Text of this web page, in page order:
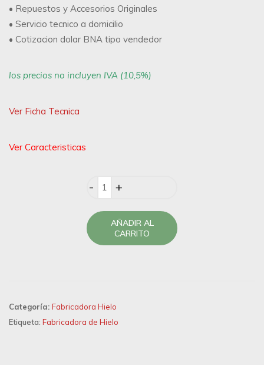
• Repuestos y Accesorios Originales
• Servicio tecnico a domicilio
• Cotizacion dolar BNA tipo vendedor
los precios no incluyen IVA (10,5%)
Ver Ficha Tecnica
Ver Caracteristicas
Quantity
AÑADIR AL
CARRITO
Categoría: Fabricadora Hielo
Etiqueta: Fabricadora de Hielo